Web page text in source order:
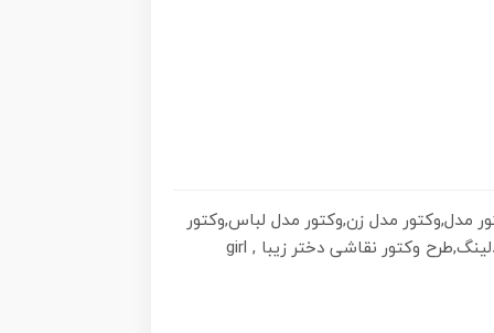
مدل,وکتور مدل زن,وکتور مدل لباس,وکتور
مدل لباس زنانه,وکتور مدل مو,وکتور مدل مو زنانه,وکتور فشن دختر,وکتور مدل موی زنانه,وکتور استایل دخترانه,وکتور مدلینگ,طرح وکتور نقاشی دختر زیبا , girl